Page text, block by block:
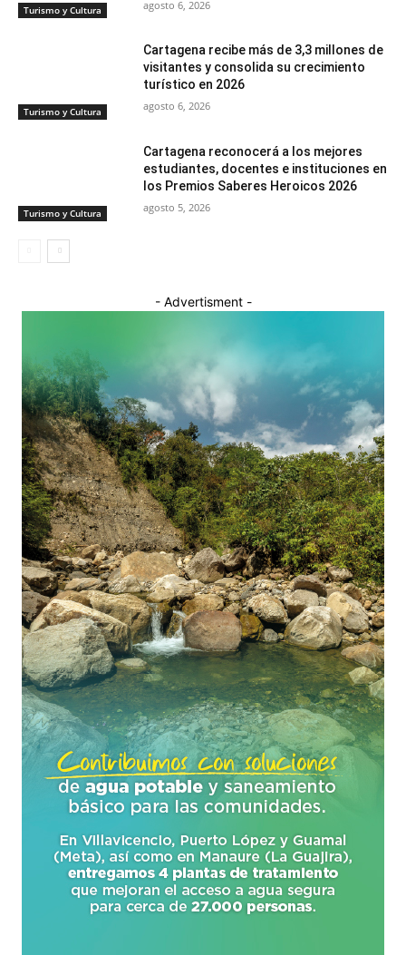
Turismo y Cultura agosto 6, 2026
Turismo y Cultura
Cartagena recibe más de 3,3 millones de
visitantes y consolida su crecimiento
turístico en 2026
agosto 6, 2026
Turismo y Cultura
Cartagena reconocerá a los mejores
estudiantes, docentes e instituciones en
los Premios Saberes Heroicos 2026
agosto 5, 2026
- Advertisment -